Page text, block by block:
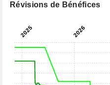
Révisions de Bénéfices